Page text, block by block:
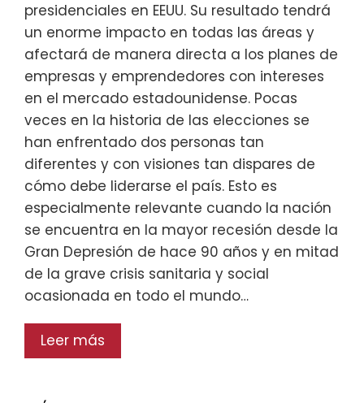
presidenciales en EEUU. Su resultado tendrá
un enorme impacto en todas las áreas y
afectará de manera directa a los planes de
empresas y emprendedores con intereses
en el mercado estadounidense. Pocas
veces en la historia de las elecciones se
han enfrentado dos personas tan
diferentes y con visiones tan dispares de
cómo debe liderarse el país. Esto es
especialmente relevante cuando la nación
se encuentra en la mayor recesión desde la
Gran Depresión de hace 90 años y en mitad
de la grave crisis sanitaria y social
ocasionada en todo el mundo…
Leer más